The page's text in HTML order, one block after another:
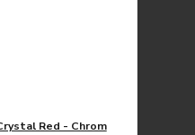
Red - Chrom